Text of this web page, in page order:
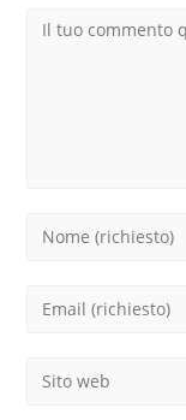
Commento
nome
utente
Inserisci
indirizzo
Inserisci
l'URL